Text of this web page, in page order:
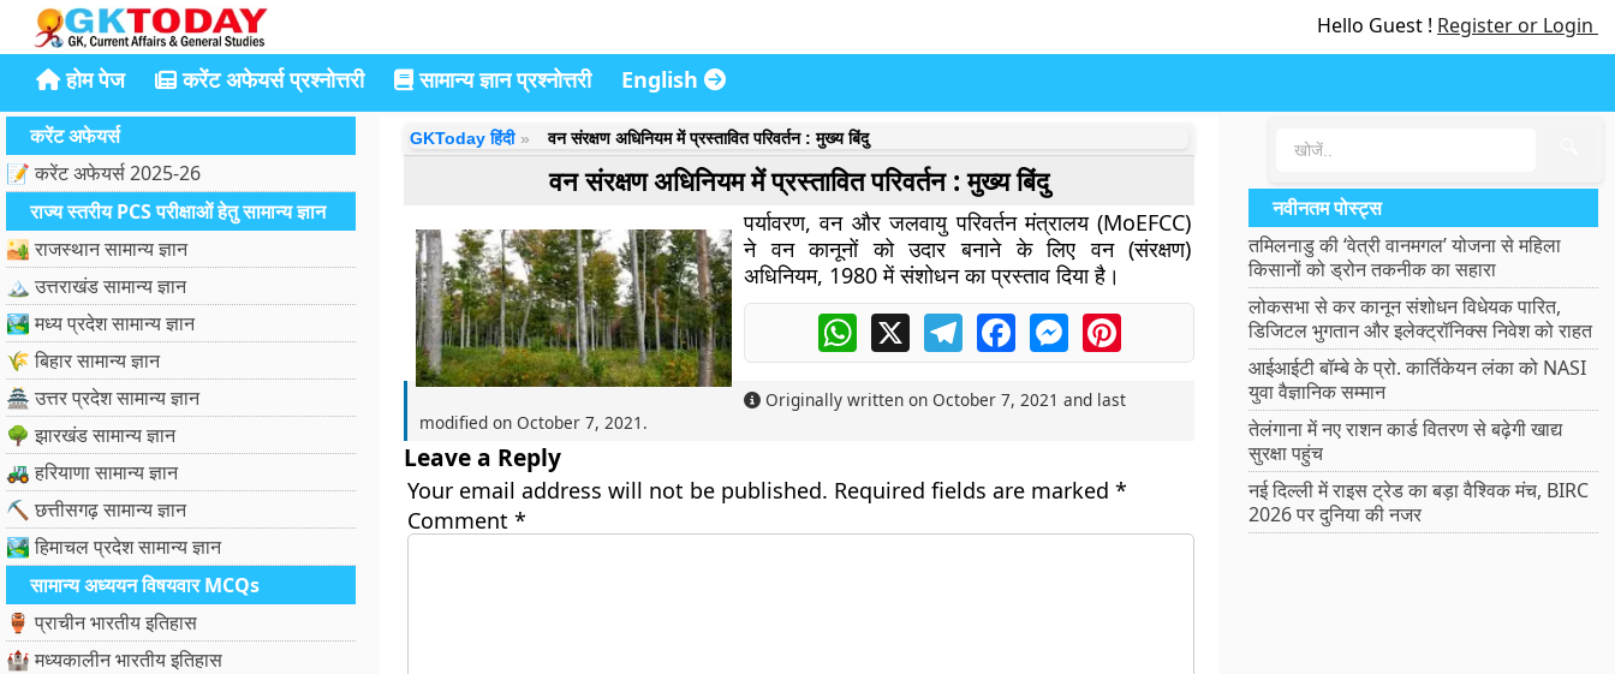
Hello Guest ! Register or Login
होम पेज करेंट अफेयर्स प्रश्नोत्तरी सामान्य ज्ञान प्रश्नोत्तरी English
करेंट अफेयर्स
📝 करेंट अफेयर्स 2025-26
राज्य स्तरीय PCS परीक्षाओं हेतु सामान्य ज्ञान
🏜️ राजस्थान सामान्य ज्ञान
🏔️ उत्तराखंड सामान्य ज्ञान
🏞️ मध्य प्रदेश सामान्य ज्ञान
🌾 बिहार सामान्य ज्ञान
🏯 उत्तर प्रदेश सामान्य ज्ञान
🌳 झारखंड सामान्य ज्ञान
🚜 हरियाणा सामान्य ज्ञान
⛏️ छत्तीसगढ़ सामान्य ज्ञान
🏞️ हिमाचल प्रदेश सामान्य ज्ञान
सामान्य अध्ययन विषयवार MCQs
🏺 प्राचीन भारतीय इतिहास
🏰 मध्यकालीन भारतीय इतिहास
GKToday हिंदी वन संरक्षण अधिनियम में प्रस्तावित परिवर्तन : मुख्य बिंदु
वन संरक्षण अधिनियम में प्रस्तावित परिवर्तन : मुख्य बिंदु
पर्यावरण, वन और जलवायु परिवर्तन मंत्रालय (MoEFCC)
ने वन कानूनों को उदार बनाने के लिएवन (संरक्षण)
अधिनियम, 1980में संशोधन का प्रस्ताव दिया है।
WhatsApp
X TelegramFacebookMessengerPinterest
Originally written onOctober 7, 2021 and last
modified on October 7, 2021 .
Leave a Reply
Your email address will not be published. Required fields are marked *
Comment *
नवीनतम पोस्ट्स
तमिलनाडु की ‘वेत्री वानमगल’ योजना से महिला
किसानों को ड्रोन तकनीक का सहारा
लोकसभा से कर कानून संशोधन विधेयक पारित,
डिजिटल भुगतान और इलेक्ट्रॉनिक्स निवेश को राहत
आईआईटी बॉम्बे के प्रो. कार्तिकेयन लंका को NASI
युवा वैज्ञानिक सम्मान
तेलंगाना में नए राशन कार्ड वितरण से बढ़ेगी खाद्य
सुरक्षा पहुंच
नई दिल्ली में राइस ट्रेड का बड़ा वैश्विक मंच, BIRC
2026 पर दुनिया की नजर